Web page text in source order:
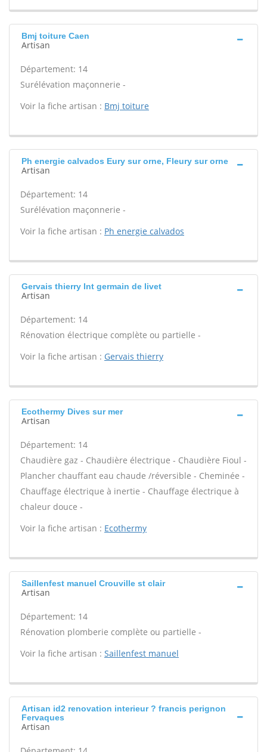
Bmj toiture Caen
Artisan
Département: 14
Surélévation maçonnerie -
Voir la fiche artisan : Bmj toiture
Ph energie calvados Eury sur orne, Fleury sur orne
Artisan
Département: 14
Surélévation maçonnerie -
Voir la fiche artisan : Ph energie calvados
Gervais thierry Int germain de livet
Artisan
Département: 14
Rénovation électrique complète ou partielle -
Voir la fiche artisan : Gervais thierry
Ecothermy Dives sur mer
Artisan
Département: 14
Chaudière gaz - Chaudière électrique - Chaudière Fioul -
Plancher chauffant eau chaude /réversible - Cheminée -
Chauffage électrique à inertie - Chauffage électrique à
chaleur douce -
Voir la fiche artisan : Ecothermy
Saillenfest manuel Crouville st clair
Artisan
Département: 14
Rénovation plomberie complète ou partielle -
Voir la fiche artisan : Saillenfest manuel
Artisan id2 renovation interieur ? francis perignon
Fervaques
Artisan